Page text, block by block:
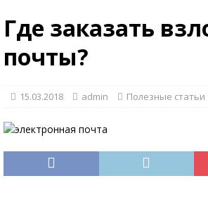
Где заказать
почты?
15.03.2018 admin Полезные статьи